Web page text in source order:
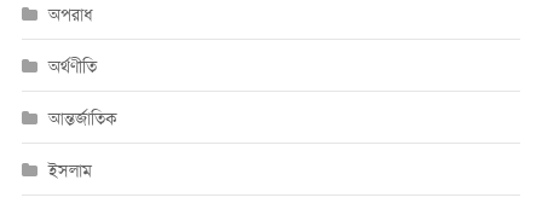
অপরাধ
অর্থণীতি
আন্তর্জাতিক
ইসলাম